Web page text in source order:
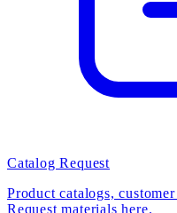
Catalog Request
Product catalogs,
Request materials here.